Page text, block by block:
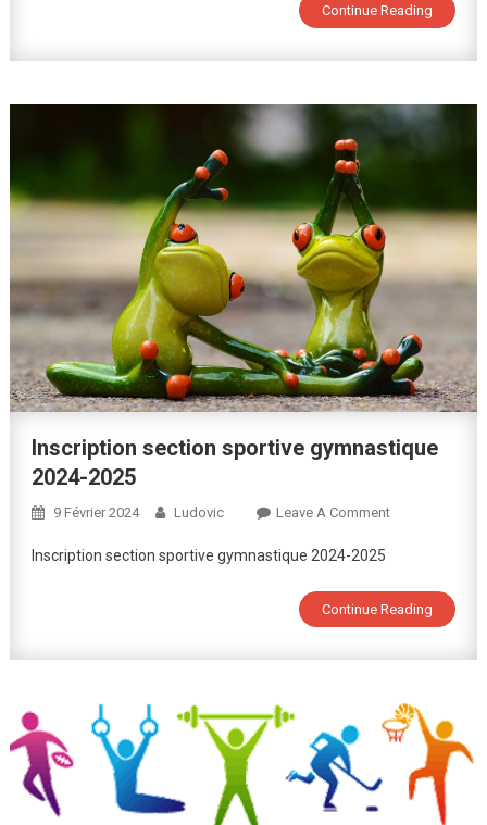
Continue Reading
Inscription section sportive gymnastique
2024-2025
9 Février 2024 Ludovic Leave A CommentOn
Gymnastique
Inscription section sportive gymnastique 2024-2025
Continue Reading